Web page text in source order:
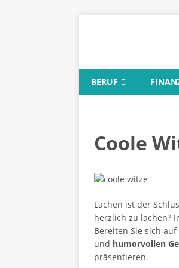
BERUF
Coole
Lachen ist der
herzlich zu lachen?
Bereiten Sie sich
und humorvollen
präsentieren.